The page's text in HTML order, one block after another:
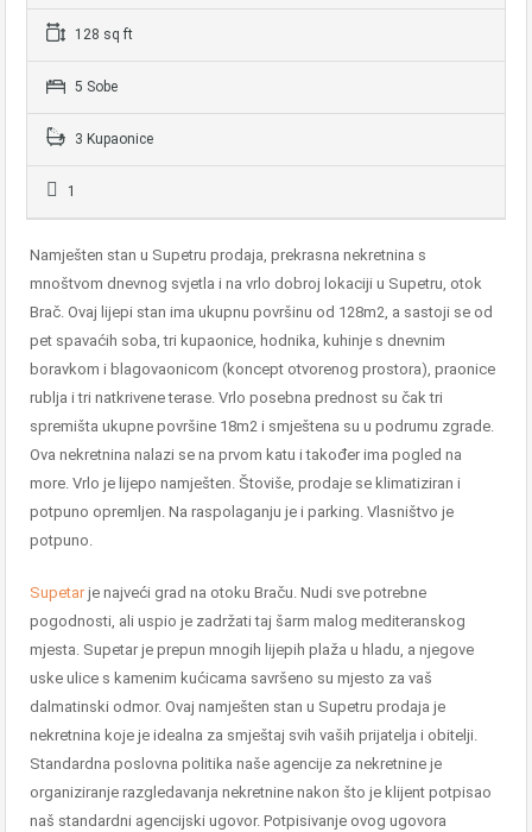
128 sq ft
5 Sobe
3 Kupaonice
1
Namješten stan u Supetru prodaja, prekrasna nekretnina s
mnoštvom dnevnog svjetla i na vrlo dobroj lokaciji u Supetru, otok
Brač. Ovaj lijepi stan ima ukupnu površinu od 128m2, a sastoji se od
pet spavaćih soba, tri kupaonice, hodnika, kuhinje s dnevnim
boravkom i blagovaonicom (koncept otvorenog prostora), praonice
rublja i tri natkrivene terase. Vrlo posebna prednost su čak tri
spremišta ukupne površine 18m2 i smještena su u podrumu zgrade.
Ova nekretnina nalazi se na prvom katu i također ima pogled na
more. Vrlo je lijepo namješten. Štoviše, prodaje se klimatiziran i
potpuno opremljen. Na raspolaganju je i parking. Vlasništvo je
potpuno.
Supetarje najveći grad na otoku Braču. Nudi sve potrebne
pogodnosti, ali uspio je zadržati taj šarm malog mediteranskog
mjesta. Supetar je prepun mnogih lijepih plaža u hladu, a njegove
uske ulice s kamenim kućicama savršeno su mjesto za vaš
dalmatinski odmor. Ovaj namješten stan u Supetru prodaja je
nekretnina koje je idealna za smještaj svih vaših prijatelja i obitelji.
Standardna poslovna politika naše agencije za nekretnine je
organiziranje razgledavanja nekretnine nakon što je klijent potpisao
naš standardni agencijski ugovor. Potpisivanje ovog ugovora